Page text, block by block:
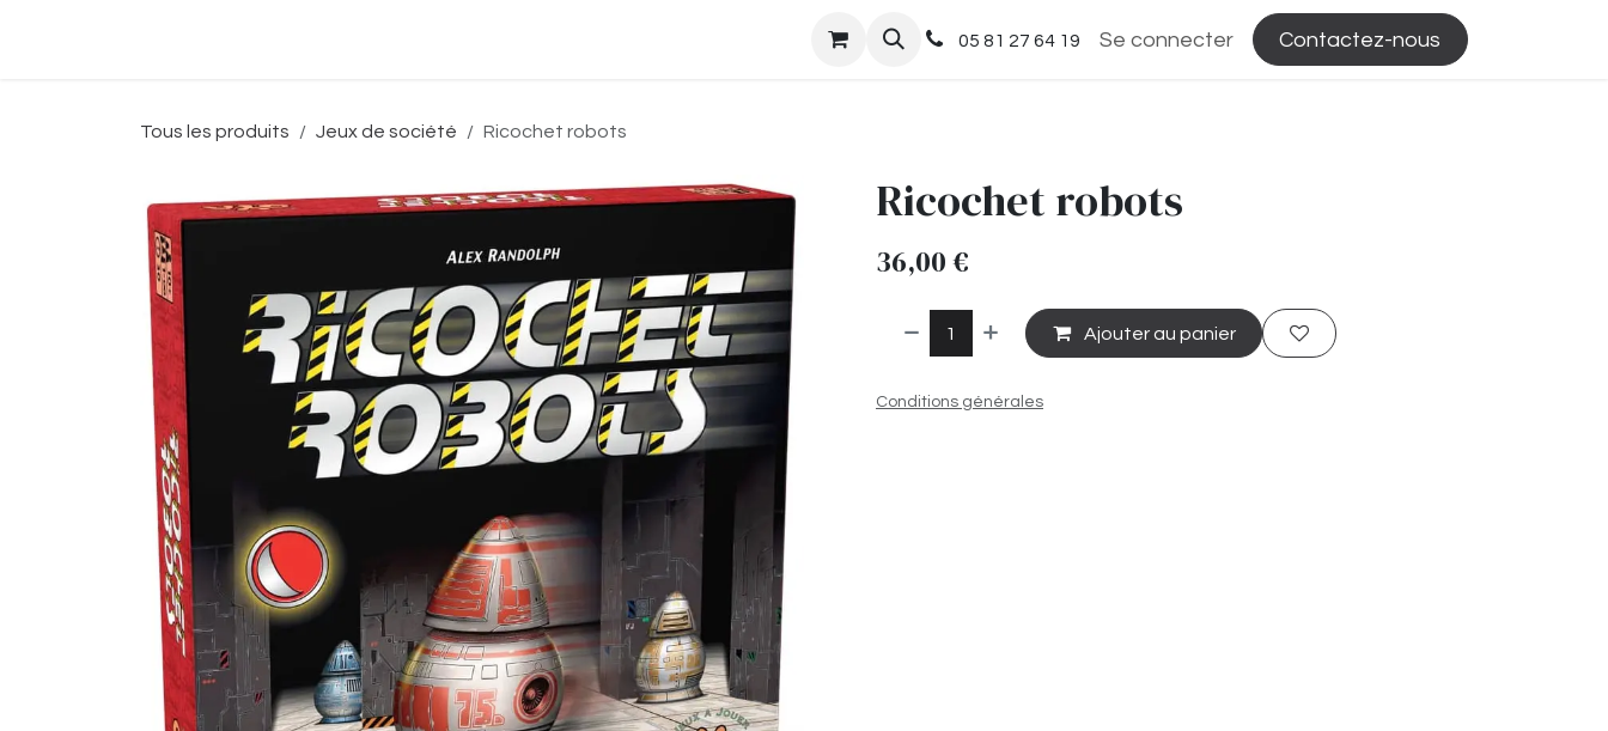
05 81 27 64 19 Se connecter Contactez-nous
Tous les produits Jeux de société Ricochet robots
Ricochet robots
36,00€
Ajouter au panier
Conditions générales